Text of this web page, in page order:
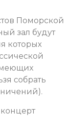
Поморской
зал будут
которых
собрать